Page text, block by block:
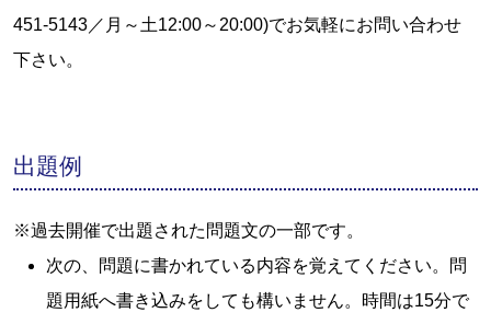
451-5143／月～土12:00～20:00)でお気軽にお問い合わせ
下さい。
出題例
※過去開催で出題された問題文の一部です。
次の、問題に書かれている内容を覚えてください。問
題用紙へ書き込みをしても構いません。時間は15分で